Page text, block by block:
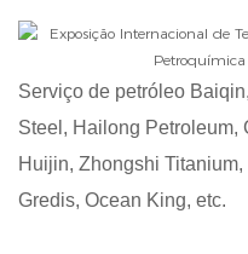
Serviço de petróleo
Steel, Hailong Petroleum,
Huijin, Zhongshi
Gredis, Ocean King, etc.